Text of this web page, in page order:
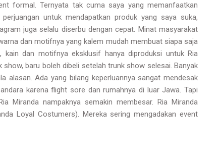
formal. Ternyata tak cuma saya yang memanfaatkan
untuk mendapatkan produk yang saya suka,
juga selalu diserbu dengan cepat. Minat masyarakat
dan motifnya yang kalem mudah membuat siapa saja
dan motifnya eksklusif hanya diproduksi untuk Ria
baru boleh dibeli setelah trunk show selesai. Banyak
alasan. Ada yang bilang keperluannya sangat mendesak
karena flight sore dan rumahnya di luar Jawa. Tapi
Miranda nampaknya semakin membesar. Ria Miranda
Loyal Costumers). Mereka sering mengadakan event